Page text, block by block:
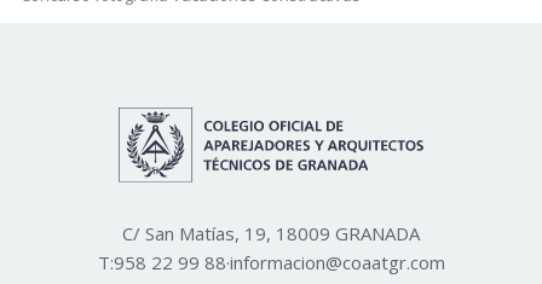
C/ San Matías, 19, 18009 GRANADA
T:958 22 99 88·informacion@coaatgr.com